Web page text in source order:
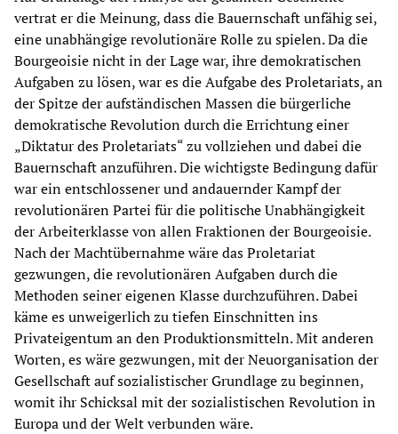
vertrat er die Meinung, dass die Bauernschaft unfähig sei,
eine unabhängige revolutionäre Rolle zu spielen. Da die
Bourgeoisie nicht in der Lage war, ihre demokratischen
Aufgaben zu lösen, war es die Aufgabe des Proletariats, an
der Spitze der aufständischen Massen die bürgerliche
demokratische Revolution durch die Errichtung einer
„Diktatur des Proletariats“ zu vollziehen und dabei die
Bauernschaft anzuführen. Die wichtigste Bedingung dafür
war ein entschlossener und andauernder Kampf der
revolutionären Partei für die politische Unabhängigkeit
der Arbeiterklasse von allen Fraktionen der Bourgeoisie.
Nach der Machtübernahme wäre das Proletariat
gezwungen, die revolutionären Aufgaben durch die
Methoden seiner eigenen Klasse durchzuführen. Dabei
käme es unweigerlich zu tiefen Einschnitten ins
Privateigentum an den Produktionsmitteln. Mit anderen
Worten, es wäre gezwungen, mit der Neuorganisation der
Gesellschaft auf sozialistischer Grundlage zu beginnen,
womit ihr Schicksal mit der sozialistischen Revolution in
Europa und der Welt verbunden wäre.